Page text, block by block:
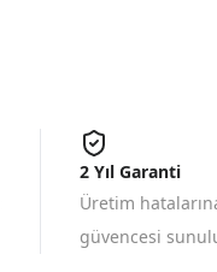
2 Yıl Garanti
Üretim
güvencesi